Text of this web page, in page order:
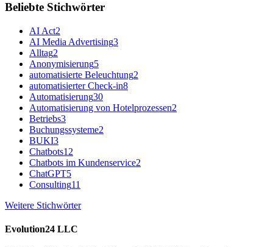
Beliebte Stichwörter
AI Act2
AI Media Advertising3
Alltag2
Anonymisierung5
automatisierte Beleuchtung2
automatisierter Check-in8
Automatisierung30
Automatisierung von Hotelprozessen2
Betriebs3
Buchungssysteme2
BUKI3
Chatbots12
Chatbots im Kundenservice2
ChatGPT5
Consulting11
Weitere Stichwörter
Evolution24 LLC